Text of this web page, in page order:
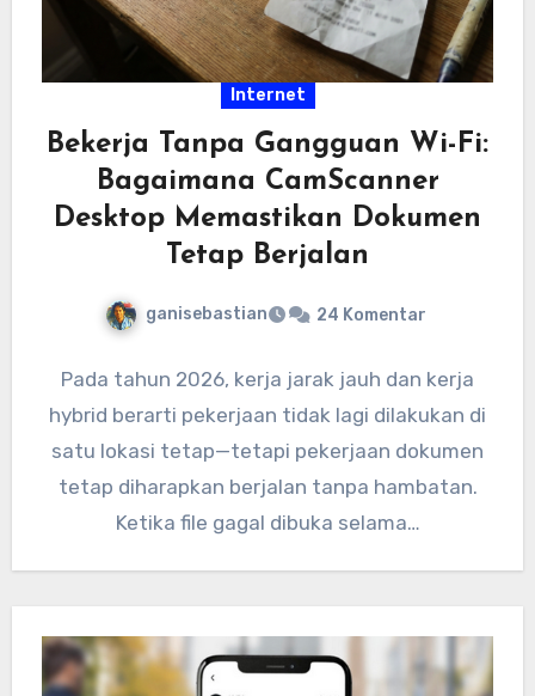
Internet
Bekerja Tanpa Gangguan Wi-Fi:
Bagaimana CamScanner
Desktop Memastikan Dokumen
Tetap Berjalan
ganisebastian 24 Komentar
Pada tahun 2026, kerja jarak jauh dan kerja
hybrid berarti pekerjaan tidak lagi dilakukan di
satu lokasi tetap—tetapi pekerjaan dokumen
tetap diharapkan berjalan tanpa hambatan.
Ketika file gagal dibuka selama…